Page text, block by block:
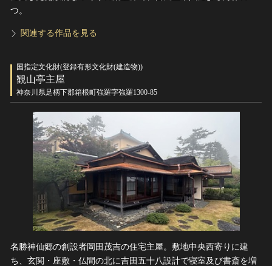
つ。
関連する作品を見る
国指定文化財(登録有形文化財(建造物))
観山亭主屋
神奈川県足柄下郡箱根町強羅字強羅1300-85
名勝神仙郷の創設者岡田茂吉の住宅主屋。敷地中央西寄りに建
ち、玄関・座敷・仏間の北に吉田五十八設計で寝室及び書斎を増